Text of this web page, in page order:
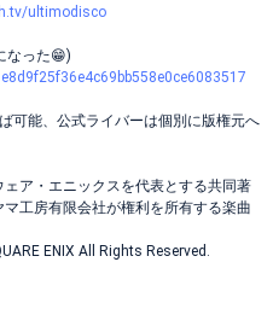
ultimodisco
なった😁)
可能、公式ライバーは個別に版権元へ
ア・エニックスを代表とする共同著
工房有限会社が権利を所有する楽曲
ENIX All Rights Reserved.